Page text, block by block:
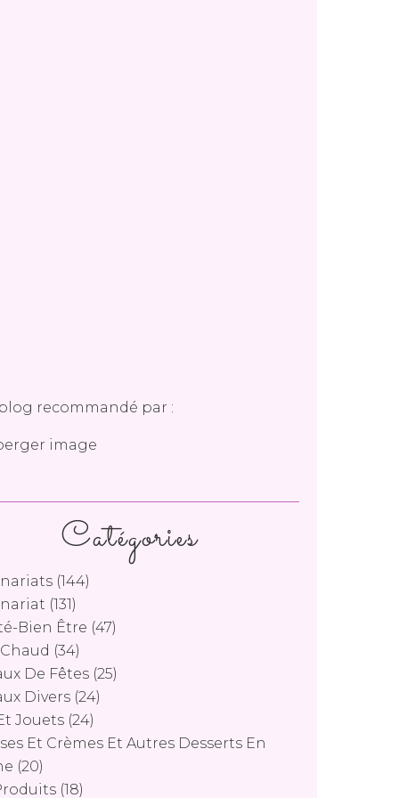
Catégories
(144)
(131)
Bien Être (47)
(34)
De Fêtes (25)
Divers (24)
Jouets (24)
Et Crèmes Et Autres Desserts En
(20)
(18)
recommandé par :